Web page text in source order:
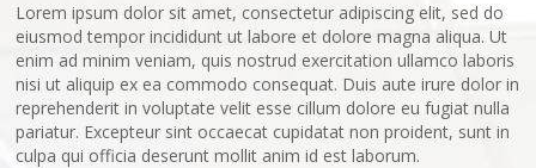
Lorem ipsum dolor sit amet, consectetur adipiscing elit, sed do
eiusmod tempor incididunt ut labore et dolore magna aliqua. Ut
enim ad minim veniam, quis nostrud exercitation ullamco laboris
nisi ut aliquip ex ea commodo consequat. Duis aute irure dolor in
reprehenderit in voluptate velit esse cillum dolore eu fugiat nulla
pariatur. Excepteur sint occaecat cupidatat non proident, sunt in
culpa qui officia deserunt mollit anim id est laborum.